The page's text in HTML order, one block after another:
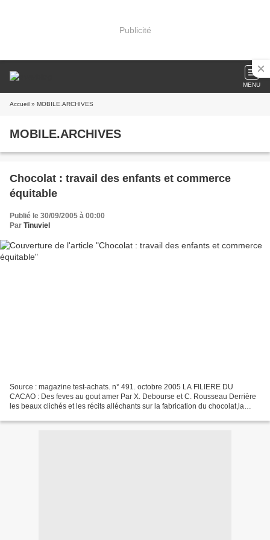
Publicité
MENU
Accueil » MOBILE.ARCHIVES
MOBILE.ARCHIVES
Chocolat : travail des enfants et commerce
équitable
Publié le 30/09/2005 à 00:00
Par Tinuviel
Source : magazine test-achats. n° 491. octobre 2005 LA FILIERE DU
CACAO : Des feves au gout amer Par X. Debourse et C. Rousseau Derrière
les beaux clichés et les récits alléchants sur la fabrication du chocolat,la